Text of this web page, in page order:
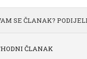
SE ČLANAK?
ČLANAK